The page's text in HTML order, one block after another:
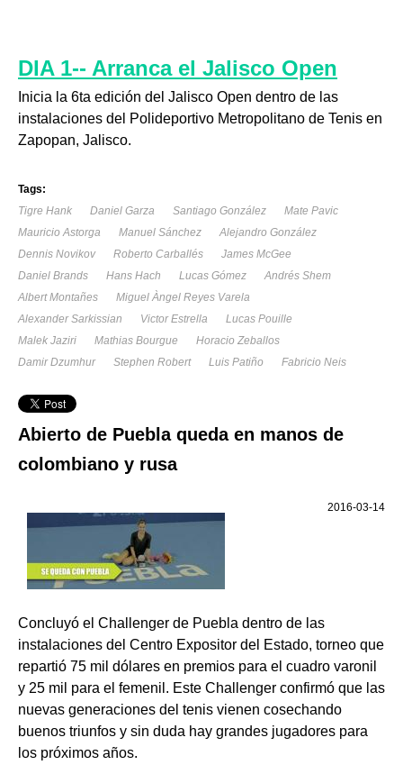
DIA 1-- Arranca el Jalisco Open
Inicia la 6ta edición del Jalisco Open dentro de las
instalaciones del Polideportivo Metropolitano de Tenis en
Zapopan, Jalisco.
Tags:
Tigre Hank
Daniel Garza Santiago González
Mate Pavic
Mauricio Astorga
Manuel Sánchez
Alejandro González
Dennis Novikov
Roberto Carballés
James McGee
Daniel Brands
Hans Hach Lucas Gómez
Andrés Shem
Albert Montañes
Miguel Àngel Reyes Varela
Alexander Sarkissian
Victor Estrella
Lucas Pouille
Malek Jaziri
Mathias Bourgue
Horacio Zeballos
Damir Dzumhur
Stephen Robert Luis Patiño Fabricio Neis
Abierto de Puebla queda en manos de
colombiano y rusa
2016-03-14
Concluyó el Challenger de Puebla dentro de las
instalaciones del Centro Expositor del Estado, torneo que
repartió 75 mil dólares en premios para el cuadro varonil
y 25 mil para el femenil. Este Challenger confirmó que las
nuevas generaciones del tenis vienen cosechando
buenos triunfos y sin duda hay grandes jugadores para
los próximos años.